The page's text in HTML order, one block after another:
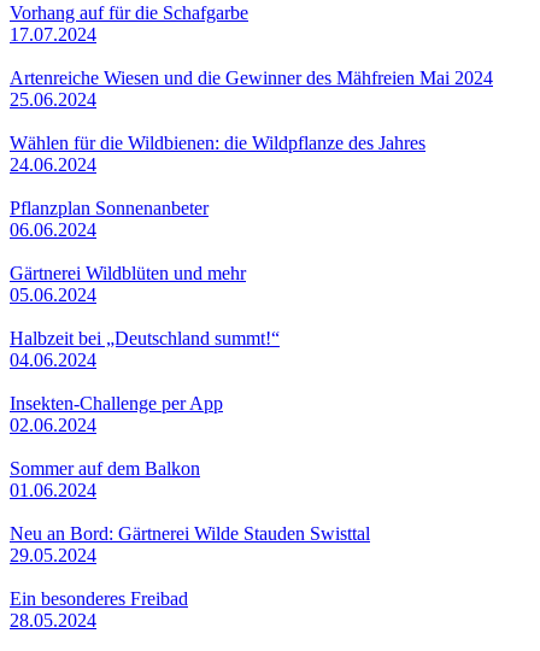
Vorhang auf für die Schafgarbe
17.07.2024
Artenreiche Wiesen und die Gewinner des Mähfreien Mai 2024
25.06.2024
Wählen für die Wildbienen: die Wildpflanze des Jahres
24.06.2024
Pflanzplan Sonnenanbeter
06.06.2024
Gärtnerei Wildblüten und mehr
05.06.2024
Halbzeit bei „Deutschland summt!“
04.06.2024
Insekten-Challenge per App
02.06.2024
Sommer auf dem Balkon
01.06.2024
Neu an Bord: Gärtnerei Wilde Stauden Swisttal
29.05.2024
Ein besonderes Freibad
28.05.2024